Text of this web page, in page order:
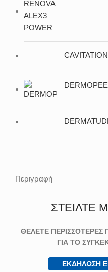
Περιγραφή
ΣΤΕΙΛΤΕ
ΘΕΛΕΤΕ
ΓΙΑ ΤΟ
ΕΚΔΗΛΩΣΗ